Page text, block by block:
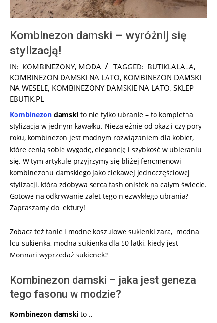
Kombinezon damski – wyróżnij się
stylizacją!
2025-
03-
01
IN: KOMBINEZONY, MODA TAGGED: BUTIKLALALA,
KOMBINEZON DAMSKI NA LATO, KOMBINEZON DAMSKI
NA WESELE, KOMBINEZONY DAMSKIE NA LATO, SKLEP
EBUTIK.PL
Kombinezon damski to nie tylko ubranie – to kompletna
stylizacja w jednym kawałku. Niezależnie od okazji czy pory
roku, kombinezon jest modnym rozwiązaniem dla kobiet,
które cenią sobie wygodę, elegancję i szybkość w ubieraniu
się. W tym artykule przyjrzymy się bliżej fenomenowi
kombinezonu damskiego jako ciekawej jednoczęściowej
stylizacji, która zdobywa serca fashionistek na całym świecie.
Gotowe na odkrywanie zalet tego niezwykłego ubrania?
Zapraszamy do lektury!
Zobacz też tanie i modne koszulowe sukienki zara, modna
lou sukienka, modna sukienka dla 50 latki, kiedy jest
Monnari wyprzedaż sukienek?
Kombinezon damski – jaka jest geneza
tego fasonu w modzie?
Kombinezon damski to …